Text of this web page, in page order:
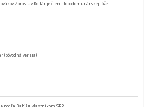
Zoroslav Kollár je člen slobodomurárskej lóže
(pôvodná verzia)